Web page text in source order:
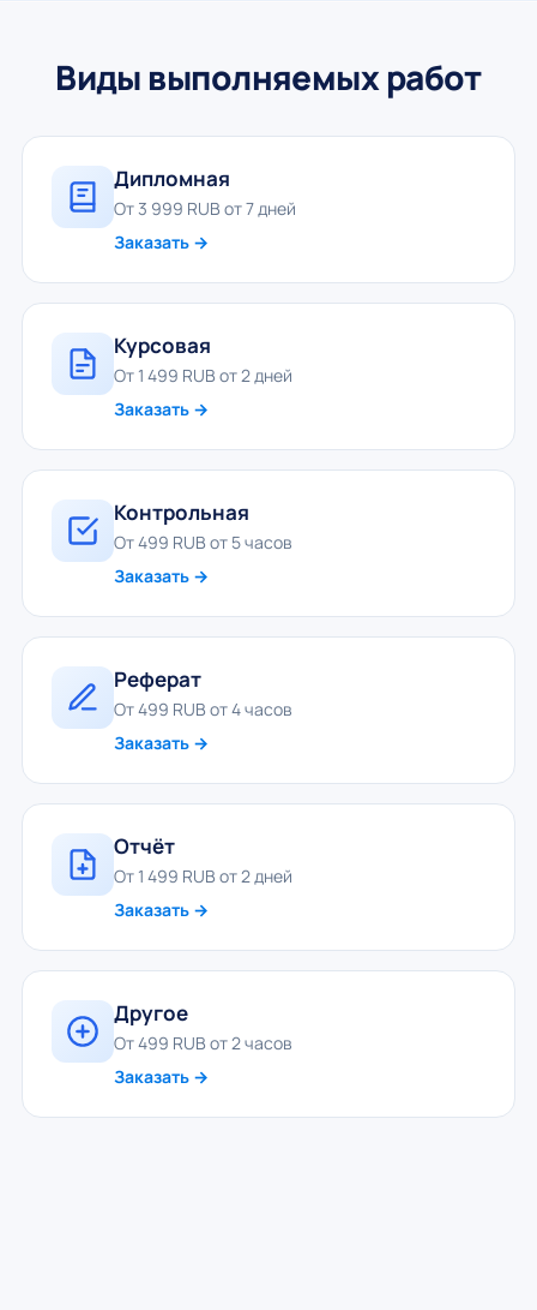
Виды выполняемых работ
Дипломная
От 3 999 RUB от 7 дней
Заказать →
Курсовая
От 1 499 RUB от 2 дней
Заказать →
Контрольная
От 499 RUB от 5 часов
Заказать →
Реферат
От 499 RUB от 4 часов
Заказать →
Отчёт
От 1 499 RUB от 2 дней
Заказать →
Другое
От 499 RUB от 2 часов
Заказать →